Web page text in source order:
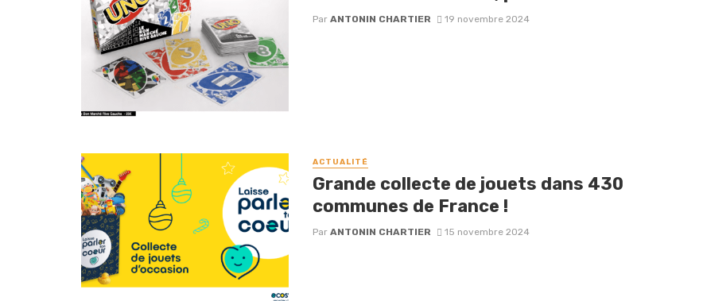
Par ANTONIN CHARTIER 19 novembre 2024
ACTUALITÉ
Grande collecte de jouets dans 430
communes de France !
Par ANTONIN CHARTIER 15 novembre 2024